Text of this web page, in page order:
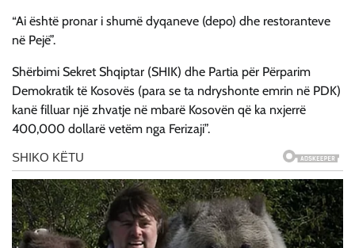
“Ai është pronar i shumë dyqaneve (depo) dhe restoranteve
në Pejë”.
Shërbimi Sekret Shqiptar (SHIK) dhe Partia për Përparim
Demokratik të Kosovës (para se ta ndryshonte emrin në PDK)
kanë filluar një zhvatje në mbarë Kosovën që ka nxjerrë
400,000 dollarë vetëm nga Ferizaji”.